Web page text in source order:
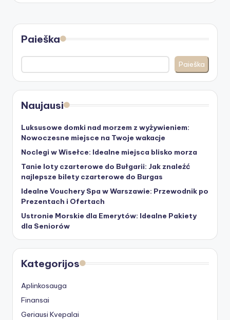
Paieška
Paieška
Naujausi
Luksusowe domki nad morzem z wyżywieniem:
Nowoczesne miejsce na Twoje wakacje
Noclegi w Wisełce: Idealne miejsca blisko morza
Tanie loty czarterowe do Bułgarii: Jak znaleźć
najlepsze bilety czarterowe do Burgas
Idealne Vouchery Spa w Warszawie: Przewodnik po
Prezentach i Ofertach
Ustronie Morskie dla Emerytów: Idealne Pakiety
dla Seniorów
Kategorijos
Aplinkosauga
Finansai
Geriausi Kvepalai